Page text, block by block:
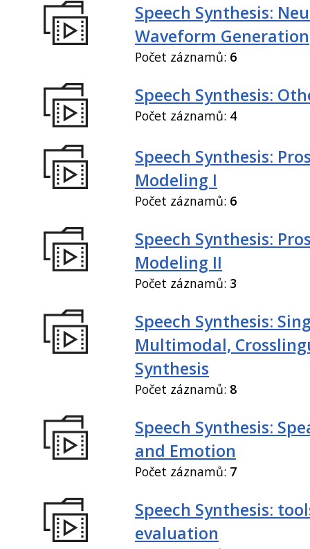
Speech Synthesis:
Waveform Generation
Počet záznamů: 6
Speech Synthesis:
Počet záznamů: 4
Speech Synthesis:
Modeling I
Počet záznamů: 6
Speech Synthesis:
Modeling II
Počet záznamů: 3
Speech Synthesis:
Multimodal,
Synthesis
Počet záznamů: 8
Speech Synthesis:
and Emotion
Počet záznamů: 7
Speech Synthesis:
evaluation